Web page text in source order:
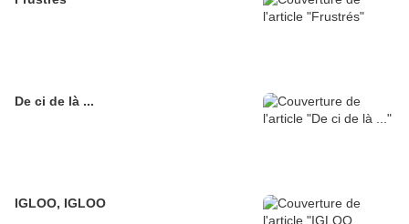
De ci de là ...
IGLOO, IGLOO